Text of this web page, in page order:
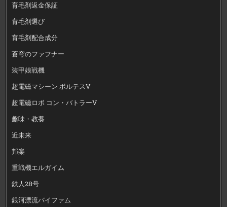
育毛剤返金保証
育毛剤選び
育毛剤配合成分
蒼穹のファフナー
装甲娘戦機
超電磁マシーン ボルテスV
超電磁ロボ コン・バトラーV
趣味・教養
近未来
邦楽
重戦機エルガイム
鉄人28号
銀河漂流バイファム